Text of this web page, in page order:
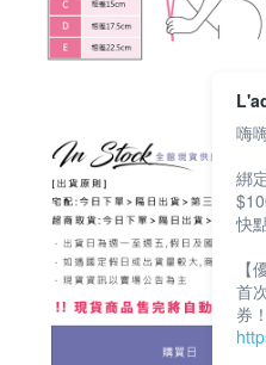
嗨
綁
快
【
首
券！